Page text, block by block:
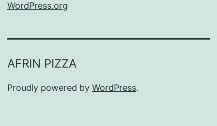
WordPress.org
AFRIN PIZZA
Proudly powered by WordPress.